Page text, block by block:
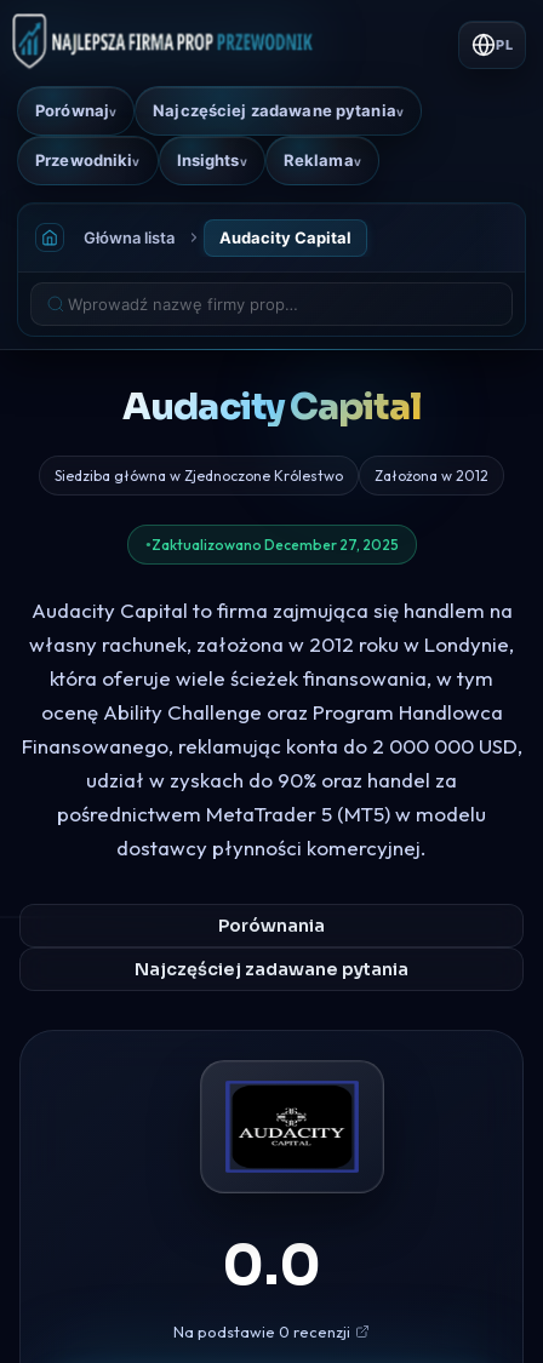
Porównajv Najczęściej zadawane pytaniav
Przewodnikiv Insightsv Reklamav
PL
Główna lista Audacity Capital
Audacity Capital
Siedziba główna w Zjednoczone Królestwo Założona w 2012
Zaktualizowano December 27, 2025
Audacity Capital to firma zajmująca się handlem na
własny rachunek, założona w 2012 roku w Londynie,
która oferuje wiele ścieżek finansowania, w tym
ocenę Ability Challenge oraz Program Handlowca
Finansowanego, reklamując konta do 2 000 000 USD,
udział w zyskach do 90% oraz handel za
pośrednictwem MetaTrader 5 (MT5) w modelu
dostawcy płynności komercyjnej.
Porównania
Najczęściej zadawane pytania
0.0
Na podstawie 0 recenzji